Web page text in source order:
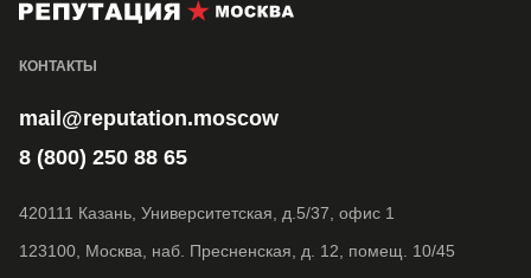
КОНТАКТЫ
mail@reputation.moscow
8 (800) 250 88 65
420111 Казань, Университетская, д.5/37, офис 1
123100, Москва, наб. Пресненская, д. 12, помещ. 10/45